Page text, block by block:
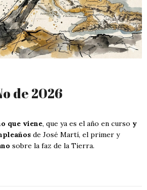
de 2026
que viene, que ya es el año en curso y
de José Martí, el primer y
sobre la faz de la Tierra.